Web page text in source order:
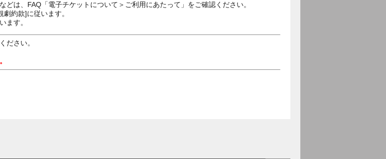
は、FAQ「電子チケットについて＞ご利用にあたって」をご確認ください。
約款]に従います。
ます。
ださい。